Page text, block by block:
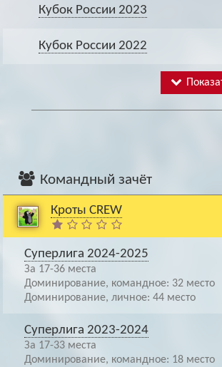
Кубок России 2023
Кубок России 2022
Командный зачёт
Кроты CREW
Суперлига 2024-2025
За 17-36 места
Доминирование, командное: 32 место
Доминирование, личное: 44 место
Суперлига 2023-2024
За 17-33 места
Доминирование, командное: 18 место